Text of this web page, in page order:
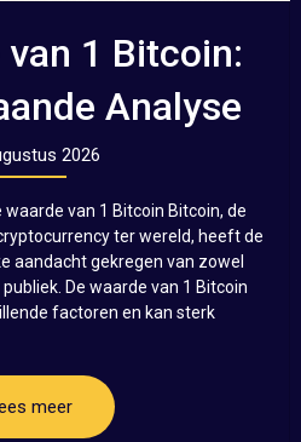
van 1 Bitcoin:
Analyse
2026
waarde van 1 Bitcoin Bitcoin, de
ter wereld, heeft de
aandacht gekregen van zowel
De waarde van 1 Bitcoin
factoren en kan sterk
meer